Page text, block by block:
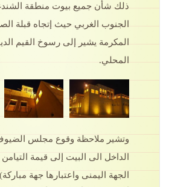
ذلك شأن جميع بيوت منطقة
الجنوب الغربي حيث إتجاه قبلة
المكرمة يشير إلى رسوخ القيم
المحلي.
وتشير ملاحظة وقوع مجلس
الداخل الى البيت إلى قيمة
الجهة اليمنى واعتبارها جهة